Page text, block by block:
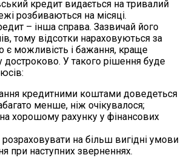
кредит видається на тривалий
розбиваються на місяці.
– інша справа. Зазвичай його
тому відсотки нараховуються за
можливість і бажання, краще
достроково. У такого рішення буде
кредитними коштами доведеться
менше, ніж очікувалося;
хорошому рахунку у фінансових
на більш вигідні умови
при наступних зверненнях.